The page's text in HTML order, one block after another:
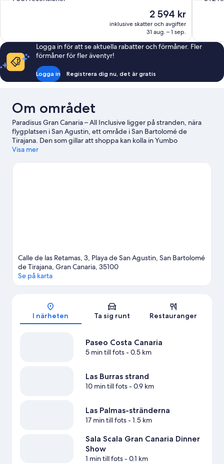
Priset
är
2 594 kr
2 594 kr
inklusive skatter och avgifter
31 aug. – 1 sep.
Logga in för att se aktuella rabatter och förmåner. Fler
förmåner för fler äventyr!
Logga in Registrera dig nu, det är gratis
Om området
Paradisus Gran Canaria – All Inclusive ligger på stranden, nära
flygplatsen i San Agustin, ett område i San Bartolomé de
Tirajana. Den som gillar att shoppa kan kolla in Yumbo
Köpcentrum, och alla kan uppskatta den vackra naturen kring
Centro Cultural San Fernando de Maspalomas är också värda ett
Visa mer
Calle de las Retamas, 3, Playa de San Agustin, San Bartolomé
de Tirajana, Gran Canaria, 35100
Se på karta
I närheten Ta sig runt Restauranger
Paseo Costa Canaria
5 min till fots- 0.5 km
Las Burras strand
10 min till fots- 0.9 km
Las Palmas-stränderna
17 min till fots- 1.5 km
Sala Scala Gran Canaria Dinner
Show
1 min till fots- 0.1 km